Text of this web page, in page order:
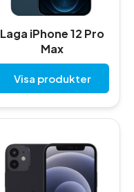
Laga iPhone 12 Pro
Max
Visa produkter